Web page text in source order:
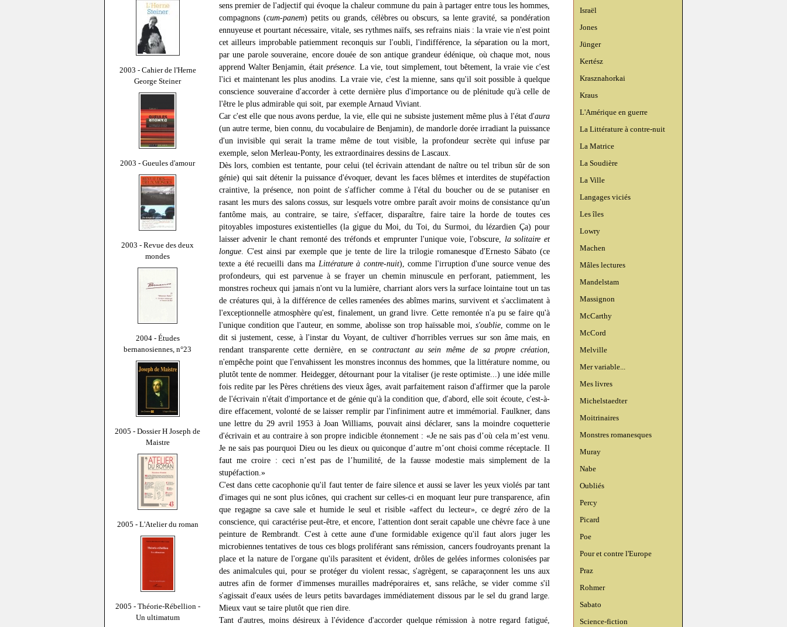
2003 - Cahier de l'Herne
George Steiner
2003 - Gueules d'amour
2003 - Revue des deux
mondes
2004 - Études
bernanosiennes, n°23
2005 - Dossier H Joseph de
Maistre
2005 - L'Atelier du roman
2005 - Théorie-Rébellion -
Un ultimatum
Israël
Jones
Jünger
Kertész
Krasznahorkai
Kraus
L'Amérique en guerre
La Littérature à contre-nuit
La Matrice
La Soudière
La Ville
Langages viciés
Les îles
Lowry
Machen
Mâles lectures
Mandelstam
Massignon
McCarthy
McCord
Melville
Mer variable...
Mes livres
Michelstaedter
Moitrinaires
Monstres romanesques
Muray
Nabe
Oubliés
Percy
Picard
Poe
Pour et contre l'Europe
Praz
Rohmer
Sabato
Science-fiction
sens premier de l'adjectif qui évoque la chaleur commune du pain à partager entre tous les hommes,
compagnons (cum-panem) petits ou grands, célèbres ou obscurs, sa lente gravité, sa pondération
ennuyeuse et pourtant nécessaire, vitale, ses rythmes naïfs, ses refrains niais : la vraie vie n'est point
cet ailleurs improbable patiemment reconquis sur l'oubli, l'indifférence, la séparation ou la mort,
par une parole souveraine, encore douée de son antique grandeur édénique, où chaque mot, nous
apprend Walter Benjamin, était présence. La vie, tout simplement, tout bêtement, la vraie vie c'est
l'ici et maintenant les plus anodins. La vraie vie, c'est la mienne, sans qu'il soit possible à quelque
conscience souveraine d'accorder à cette dernière plus d'importance ou de plénitude qu'à celle de
l'être le plus admirable qui soit, par exemple Arnaud Viviant.
Car c'est elle que nous avons perdue, la vie, elle qui ne subsiste justement même plus à l'état d'aura
(un autre terme, bien connu, du vocabulaire de Benjamin), de mandorle dorée irradiant la puissance
d'un invisible qui serait la trame même de tout visible, la profondeur secrète qui infuse par
exemple, selon Merleau-Ponty, les extraordinaires dessins de Lascaux.
Dès lors, combien est tentante, pour celui (tel écrivain attendant de naître ou tel tribun sûr de son
génie) qui sait détenir la puissance d'évoquer, devant les faces blêmes et interdites de stupéfaction
craintive, la présence, non point de s'afficher comme à l'étal du boucher ou de se putaniser en
rasant les murs des salons cossus, sur lesquels votre ombre paraît avoir moins de consistance qu'un
fantôme mais, au contraire, se taire, s'effacer, disparaître, faire taire la horde de toutes ces
pitoyables impostures existentielles (la gigue du Moi, du Toi, du Surmoi, du lézardien Ça) pour
laisser advenir le chant remonté des tréfonds et emprunter l'unique voie, l'obscure, la solitaire et
longue . C'est ainsi par exemple que je tente de lire la trilogie romanesque d'Ernesto Sábato (ce
texte a été recueilli dans ma Littérature à contre-nuit), comme l'irruption d'une source venue des
profondeurs, qui est parvenue à se frayer un chemin minuscule en perforant, patiemment, les
monstres rocheux qui jamais n'ont vu la lumière, charriant alors vers la surface lointaine tout un tas
de créatures qui, à la différence de celles ramenées des abîmes marins, survivent et s'acclimatent à
l'exceptionnelle atmosphère qu'est, finalement, un grand livre. Cette remontée n'a pu se faire qu'à
l'unique condition que l'auteur, en somme, abolisse son trop haïssable moi, s'oublie, comme on le
dit si justement, cesse, à l'instar du Voyant, de cultiver d'horribles verrues sur son âme mais, en
rendant transparente cette dernière, en secontractant au sein même de sa propre création,
n'empêche point que l'envahissent les monstres inconnus des hommes, que la littérature nomme, ou
plutôt tente de nommer. Heidegger, détournant pour la vitaliser (je reste optimiste...) une idée mille
fois redite par les Pères chrétiens des vieux âges, avait parfaitement raison d'affirmer que la parole
de l'écrivain n'était d'importance et de génie qu'à la condition que, d'abord, elle soit écoute, c'est-à-
dire effacement, volonté de se laisser remplir par l'infiniment autre et immémorial. Faulkner, dans
une lettre du 29 avril 1953 à Joan Williams, pouvait ainsi déclarer, sans la moindre coquetterie
d'écrivain et au contraire à son propre indicible étonnement : «Je ne sais pas d’où cela m’est venu.
Je ne sais pas pourquoi Dieu ou les dieux ou quiconque d’autre m’ont choisi comme réceptacle. Il
faut me croire : ceci n’est pas de l’humilité, de la fausse modestie mais simplement de la
stupéfaction.»
C'est dans cette cacophonie qu'il faut tenter de faire silence et aussi se laver les yeux violés par tant
d'images qui ne sont plus icônes, qui crachent sur celles-ci en moquant leur pure transparence, afin
que regagne sa cave sale et humide le seul et risible «affect du lecteur», ce degré zéro de la
conscience, qui caractérise peut-être, et encore, l'attention dont serait capable une chèvre face à une
peinture de Rembrandt. C'est à cette aune d'une formidable exigence qu'il faut alors juger les
microbiennes tentatives de tous ces blogs proliférant sans rémission, cancers foudroyants prenant la
place et la nature de l'organe qu'ils parasitent et évident, drôles de gelées informes colonisées par
des animalcules qui, pour se protéger du violent ressac, s'agrègent, se caparaçonnent les uns aux
autres afin de former d'immenses murailles madréporaires et, sans relâche, se vider comme s'il
s'agissait d'eaux usées de leurs petits bavardages immédiatement dissous par le sel du grand large.
Mieux vaut se taire plutôt que rien dire.
Tant d'autres, moins désireux à l'évidence d'accorder quelque rémission à notre regard fatigué,